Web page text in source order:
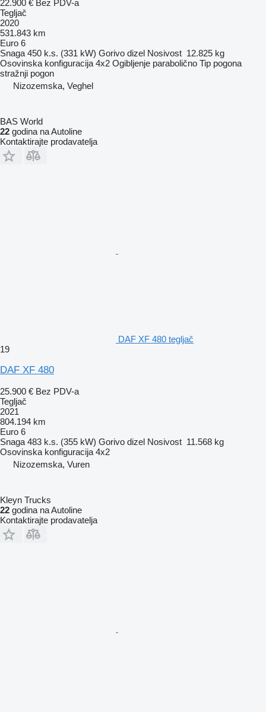
22.900 € Bez PDV-a
Tegljač
2020
531.843 km
Euro 6
Snaga 450 k.s. (331 kW) Gorivo dizel Nosivost 12.825 kg
Osovinska konfiguracija 4x2 Ogibljenje parabolično Tip pogona
stražnji pogon
Nizozemska, Veghel
BAS World
22 godina na Autoline
Kontaktirajte prodavatelja
DAF XF 480 tegljač
19
DAF XF 480
25.900 € Bez PDV-a
Tegljač
2021
804.194 km
Euro 6
Snaga 483 k.s. (355 kW) Gorivo dizel Nosivost 11.568 kg
Osovinska konfiguracija 4x2
Nizozemska, Vuren
Kleyn Trucks
22 godina na Autoline
Kontaktirajte prodavatelja